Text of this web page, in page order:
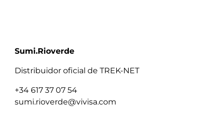
Sumi.Rioverde
Distribuidor oficial de TREK-NET
+34 617 37 07 54
sumi.rioverde@vivisa.com